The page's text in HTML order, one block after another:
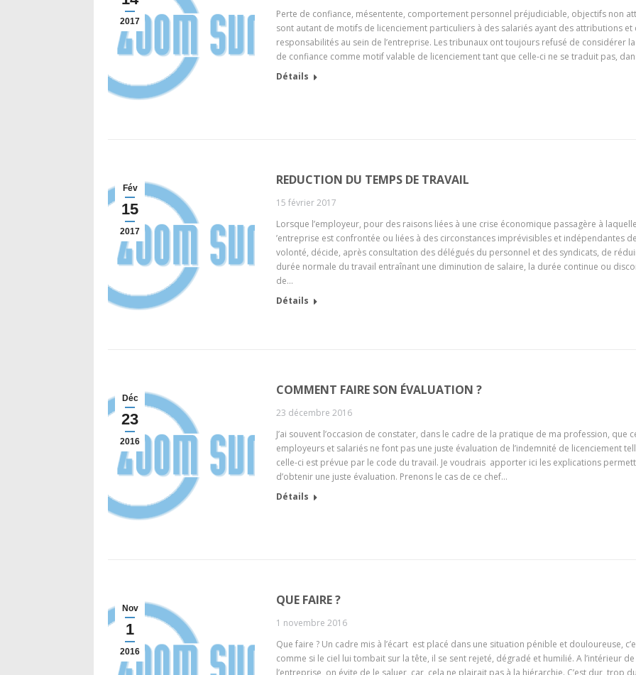
2017
Perte de confiance, mésentente, comportement personnel préjudiciable, objectifs non
sont autant de motifs de licenciement particuliers à des salariés ayant des attributions et
responsabilités au sein de l’entreprise. Les tribunaux ont toujours refusé de considérer
de confiance comme motif valable de licenciement tant que celle-ci ne se traduit pas,
Détails
Fév
15
2017
REDUCTION DU TEMPS DE TRAVAIL
15 février 2017
Lorsque l’employeur, pour des raisons liées à une crise économique passagère à laquelle
’entreprise est confrontée ou liées à des circonstances imprévisibles et indépendantes
volonté, décide, après consultation des délégués du personnel et des syndicats, de
durée normale du travail entraînant une diminution de salaire, la durée continue ou
de…
Détails
Déc
23
2016
COMMENT FAIRE SON ÉVALUATION ?
23 décembre 2016
J’ai souvent l’occasion de constater, dans le cadre de la pratique de ma profession, que
employeurs et salariés ne font pas une juste évaluation de l’indemnité de licenciement
celle-ci est prévue par le code du travail. Je voudrais apporter ici les explications
d’obtenir une juste évaluation. Prenons le cas de ce chef…
Détails
Nov
1
2016
QUE FAIRE ?
1 novembre 2016
Que faire ? Un cadre mis à l’écart est placé dans une situation pénible et douloureuse,
comme si le ciel lui tombait sur la tête, il se sent rejeté, dégradé et humilié. A l’intérieur de
l’entreprise, on évite de le saluer, car, cela ne plairait pas à la hiérarchie. C’est dur, trop